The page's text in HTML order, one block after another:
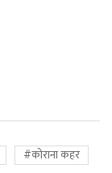
#कोराना कहर